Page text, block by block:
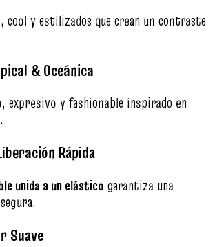
cool y estilizados que crean un contraste
& Oceánica
expresivo y fashionable inspirado en
Rápida
unida a un elástico garantiza una
Suave